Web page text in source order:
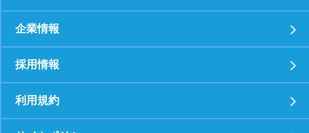
企業情報
採用情報
利用規約